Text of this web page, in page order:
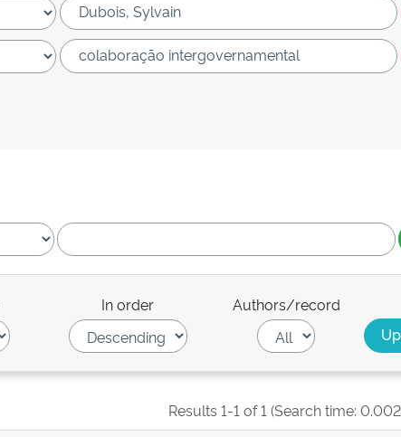
In order Authors/record
Results 1-1 of 1 (Search time: